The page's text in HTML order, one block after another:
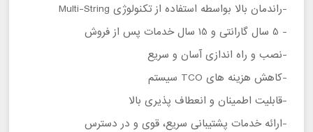
-راندمان بالا بواسطه استفاده از تكنولوژی Multi-String
- 5 سال گارانتی و 15 سال خدمات پس از فروش
-نصب و راه اندازی آسان و سريع
-كاهش هزينه های TCO سيستم
-قابليت اطمينان و انعطاف پذیری بالا
-ارائه خدمات پشتیبانی سريع، قوی و در دسترس